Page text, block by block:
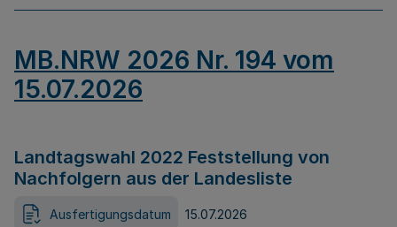
MB.NRW 2026 Nr. 194 vom
15.07.2026
Landtagswahl 2022 Feststellung von
Nachfolgern aus der Landesliste
Ausfertigungsdatum 15.07.2026